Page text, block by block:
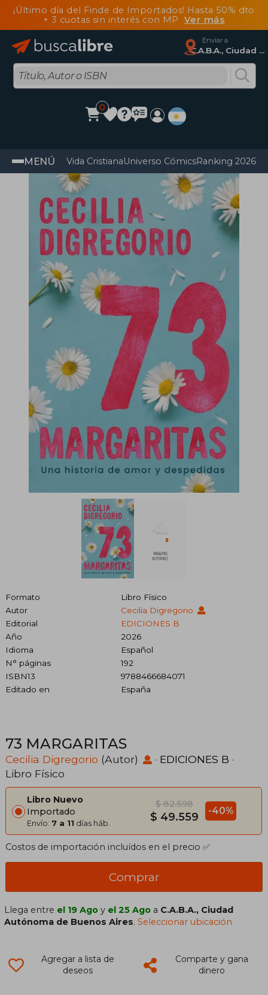
¡Último día del Finde de Importados! Hasta 50% dto
+ 3 cuotas sin interés con MP Ver más
Enviar a
C.A.B.A., Ciudad Autónoma De Buenos Aires
0
MENÚ Vida CristianaUniverso CómicsRanking 2026
Formato
Libro Físico
Autor
Cecilia Digregorio
Editorial
EDICIONES B
Año
2026
Idioma
Español
N° páginas
192
ISBN13
9788466684071
Editado en
España
73 MARGARITAS
Cecilia Digregorio (Autor) · EDICIONES B ·
Libro Físico
Libro Nuevo
Importado
Envío: 7 a 11 días háb.
$ 82.598
$ 49.559 -40%
Costos de importación incluídos en el precio ✅
Comprar
Llega entre el 19 Ago y el 25 Ago a C.A.B.A., Ciudad
Autónoma de Buenos Aires.Seleccionar ubicación
Agregar a lista de
deseos
Comparte y gana
dinero